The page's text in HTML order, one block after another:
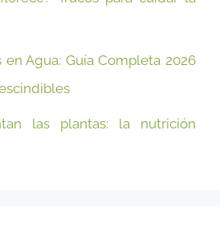
Agua: Guía Completa 2026
las plantas: la nutrición